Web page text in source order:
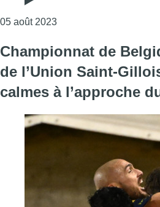
05 août 2023Consulter l'article
Championnat de
de l’Union Saint-
calmes à l’approche